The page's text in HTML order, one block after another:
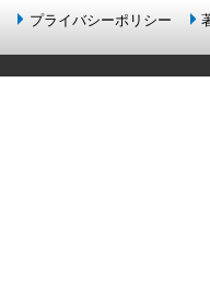
プライバシーポリシー